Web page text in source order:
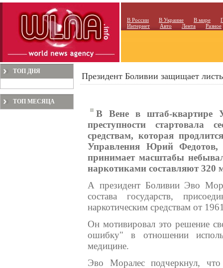
В России В Украине В мире
Интернет
Авто Лента Разное
ТОП ДНЯ
ТОП МЕСЯЦА
Президент Боливии защищает
В Вене в штаб-квартире
преступности стартовала
средствам, которая
Управления Юрий Федотов,
принимает масштабы
наркотиками составляют 320
А президент Боливии Эво
состава государств,
наркотическим средствам от
Он мотивировал это решение
ошибку" в отношении
медицине.
Эво Моралес подчеркнул,